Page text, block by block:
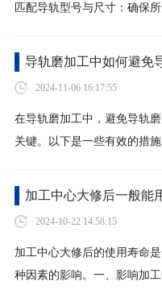
匹配导轨型号与尺寸：确保
导轨磨加工中如何避免
2024-11-06 16:17:55
在导轨磨加工中，避免导轨
关键。以下是一些有效的措
加工中心大修后一般能
2024-10-22 14:58:15
加工中心大修后的使用寿命
种因素的影响。一、影响加